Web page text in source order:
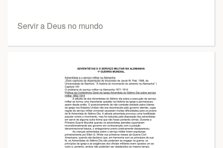
Servir a Deus no mundo